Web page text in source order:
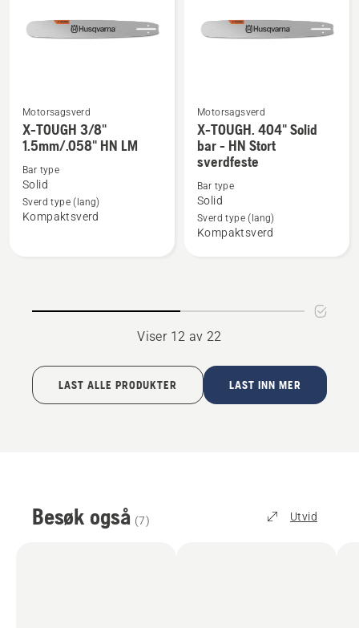
Se
flere
om
TOUGH
Motorsagsverd
X-TOUGH 3/8"
1.5mm/.058" HN LM
Bar type
Solid
Sverd type (lang)
Kompaktsverd
Se
flere
detaljer
om
TOUGH.
404"
HN
Stort
Motorsagsverd
X-TOUGH. 404" Solid
bar - HN Stort
sverdfeste
Bar type
Solid
Sverd type (lang)
Kompaktsverd
Viser 12 av 22
LAST ALLE PRODUKTER LAST INN MER
Besøk også (7) Utvid